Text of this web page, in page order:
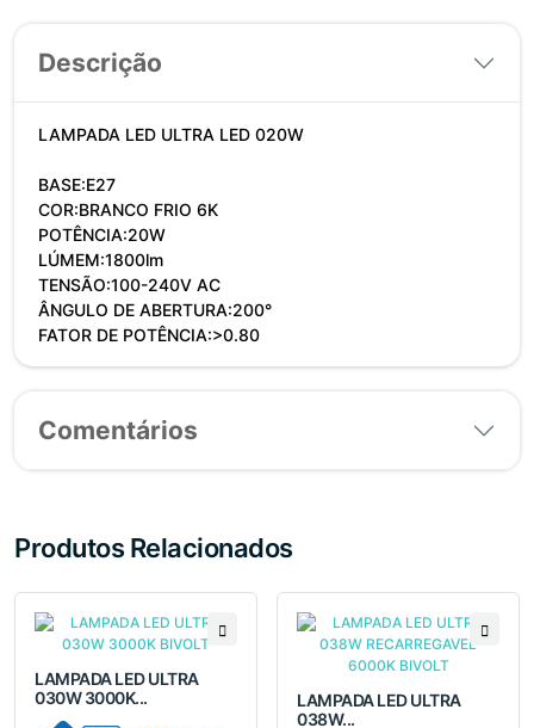
Descrição
LAMPADA LED ULTRA LED 020W
BASE:E27
COR:BRANCO FRIO 6K
POTÊNCIA:20W
LÚMEM:1800lm
TENSÃO:100-240V AC
ÂNGULO DE ABERTURA:200°
FATOR DE POTÊNCIA:>0.80
Comentários
Produtos Relacionados
LAMPADA LED ULTRA
030W 3000K...
LAMPADA LED ULTRA
038W...